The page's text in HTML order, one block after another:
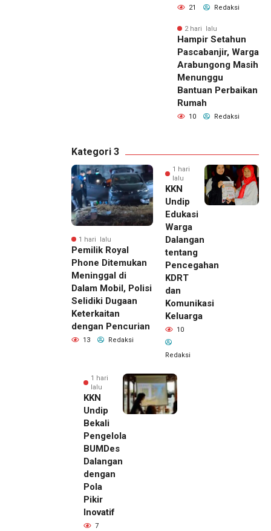
21 Redaksi
2 hari lalu
Hampir Setahun
Pascabanjir, Warga
Arabungong Masih
Menunggu
Bantuan Perbaikan
Rumah
10 Redaksi
Kategori 3
1 hari lalu
Pemilik Royal
Phone Ditemukan
Meninggal di
Dalam Mobil, Polisi
Selidiki Dugaan
Keterkaitan
dengan Pencurian
13 Redaksi
1 hari
lalu
KKN
Undip
Edukasi
Warga
Dalangan
tentang
Pencegahan
KDRT
dan
Komunikasi
Keluarga
10
Redaksi
1 hari
lalu
KKN
Undip
Bekali
Pengelola
BUMDes
Dalangan
dengan
Pola
Pikir
Inovatif
7